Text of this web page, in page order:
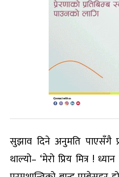
सुझाव दिने अनुमति पाएसँगै
थाल्यो– ‘मेरो प्रिय मित्र !